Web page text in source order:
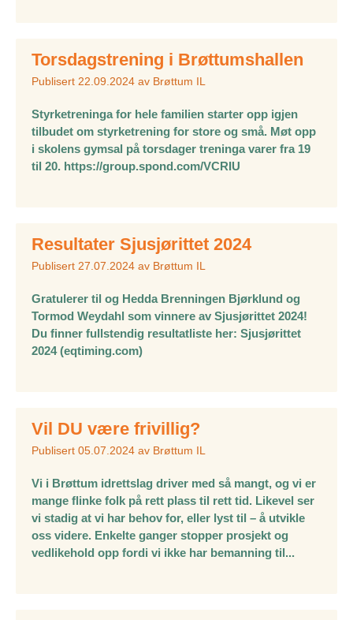
Torsdagstrening i Brøttumshallen
Publisert 22.09.2024 av Brøttum IL
Styrketreninga for hele familien starter opp igjen
tilbudet om styrketrening for store og små. Møt opp
i skolens gymsal på torsdager treninga varer fra 19
til 20. https://group.spond.com/VCRIU
Resultater Sjusjørittet 2024
Publisert 27.07.2024 av Brøttum IL
Gratulerer til og Hedda Brenningen Bjørklund og
Tormod Weydahl som vinnere av Sjusjørittet 2024!
Du finner fullstendig resultatliste her: Sjusjørittet
2024 (eqtiming.com)
Vil DU være frivillig?
Publisert 05.07.2024 av Brøttum IL
Vi i Brøttum idrettslag driver med så mangt, og vi er
mange flinke folk på rett plass til rett tid. Likevel ser
vi stadig at vi har behov for, eller lyst til – å utvikle
oss videre. Enkelte ganger stopper prosjekt og
vedlikehold opp fordi vi ikke har bemanning til...